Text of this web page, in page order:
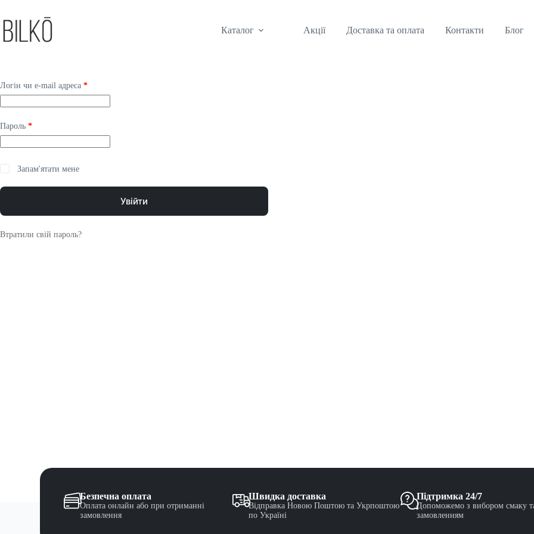
Каталог Акції Доставка та оплата Контакти Блог
Логін чи e-mail адреса *
Пароль *
Запам'ятати мене
Увійти
Втратили свій пароль?
Безпечна оплата
Оплата онлайн або при отриманні
замовлення
Швидка доставка
Відправка Новою Поштою та Укрпоштою
по Україні
Підтримка 24/7
Допоможемо з вибором смаку
замовленням